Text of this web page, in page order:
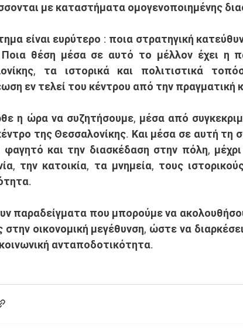
με καταστήματα ομογενοποιημένης
είναι ευρύτερο : ποια στρατηγική
θέση μέσα σε αυτό το μέλλον έχει η
τα ιστορικά και πολιτιστικά
εν τελεί του κέντρου από την πραγματική
η ώρα να συζητήσουμε, μέσα από
της Θεσσαλονίκης. Και μέσα σε αυτή τη
και την διασκέδαση στην πόλη, μέχρι
την κατοικία, τα μνημεία, τους
παραδείγματα που μπορούμε να
στην οικονομική μεγέθυνση, ώστε να
ανταποδοτικότητα.